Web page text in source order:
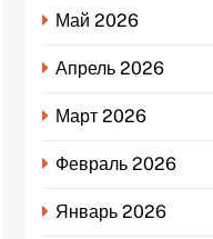
Май 2026
Апрель 2026
Март 2026
Февраль 2026
Январь 2026